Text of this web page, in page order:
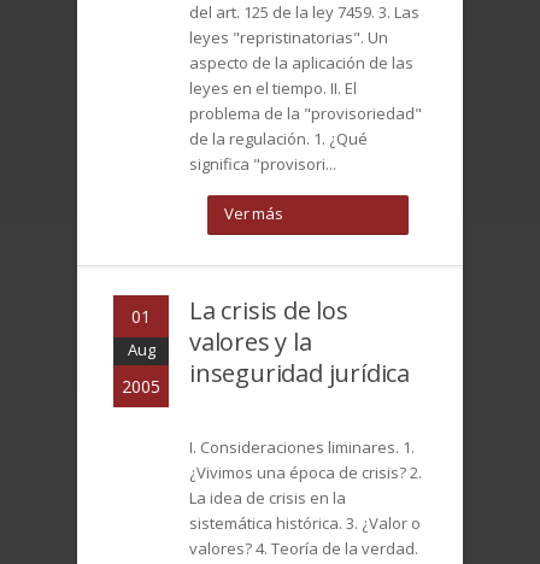
del art. 125 de la ley 7459. 3. Las
leyes "repristinatorias". Un
aspecto de la aplicación de las
leyes en el tiempo. II. El
problema de la "provisoriedad"
de la regulación. 1. ¿Qué
significa "provisori...
Ver más
01
Aug
2005
La crisis de los
valores y la
inseguridad jurídica
I. Consideraciones liminares. 1.
¿Vivimos una época de crisis? 2.
La idea de crisis en la
sistemática histórica. 3. ¿Valor o
valores? 4. Teoría de la verdad.